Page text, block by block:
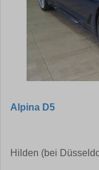
Alpina D5
Hilden (bei